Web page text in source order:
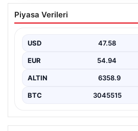
İstanbul’un 8 İlçesinde
Su Kesintisi
önemli altyapı yenileme
Piyasa Verileri
USD 47.58
EUR 54.94
ALTIN 6358.9
BTC 3045515